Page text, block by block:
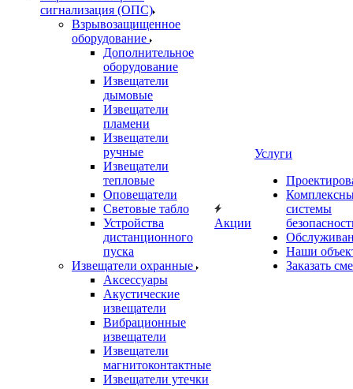
сигнализация (ОПС)
Взрывозащищенное
оборудование
Дополнительное
оборудование
Извещатели
дымовые
Извещатели
пламени
Извещатели
ручные
Извещатели
тепловые
Оповещатели
Световые табло
Устройства
дистанционного
пуска
Извещатели охранные
Аксессуары
Акустические
извещатели
Вибрационные
извещатели
Извещатели
магнитоконтактные
Извещатели утечки
Акции
Услуги
системы
Наши
Заказать